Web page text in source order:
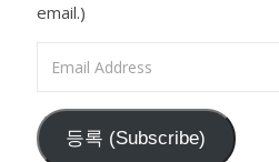
email.)
등록 (Subscribe)